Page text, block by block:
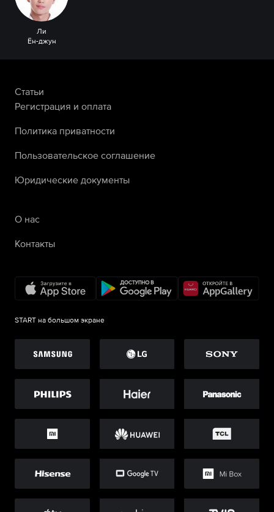
Ли
Ён-джун
Статьи
Регистрация и оплата
Политика приватности
Пользовательское соглашение
Юридические документы
О нас
Контакты
START на большом экране